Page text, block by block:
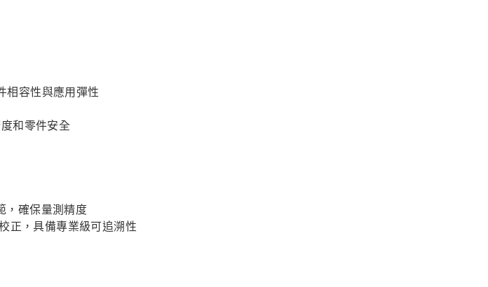
相容性與應用彈性
和零件安全
，確保量測精度
正，具備專業級可追溯性